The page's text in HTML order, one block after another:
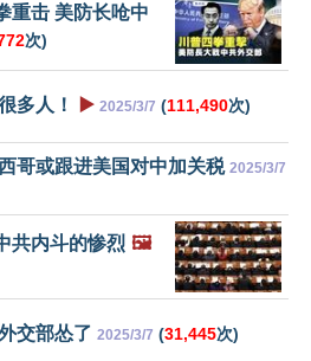
重击 美防长呛中
次)
多人！ ▶️ 2025/3/7 (111,490次)
哥或跟进美国对中加关税 2025/3/7
共内斗的惨烈 🖼️
交部怂了 2025/3/7 (31,445次)